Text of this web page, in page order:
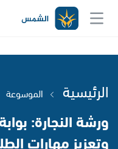
الرئيسية الموسوعة
ورشة النجارة:
وتعزيز مهارات